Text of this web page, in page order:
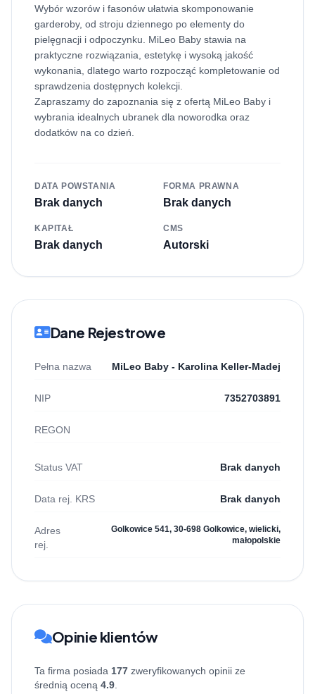
Wybór wzorów i fasonów ułatwia skomponowanie
garderoby, od stroju dziennego po elementy do
pielęgnacji i odpoczynku. MiLeo Baby stawia na
praktyczne rozwiązania, estetykę i wysoką jakość
wykonania, dlatego warto rozpocząć kompletowanie od
sprawdzenia dostępnych kolekcji.
Zapraszamy do zapoznania się z ofertą MiLeo Baby i
wybrania idealnych ubranek dla noworodka oraz
dodatków na co dzień.
DATA POWSTANIA
Brak danych
FORMA PRAWNA
Brak danych
KAPITAŁ
Brak danych
CMS
Autorski
Dane Rejestrowe
Pełna nazwa MiLeo Baby - Karolina Keller-Madej
NIP 7352703891
REGON
Status VAT Brak danych
Data rej. KRS Brak danych
Adres
rej.
Golkowice 541, 30-698 Golkowice, wielicki,
małopolskie
Opinie klientów
Ta firma posiada 177 zweryfikowanych opinii ze
średnią oceną 4.9